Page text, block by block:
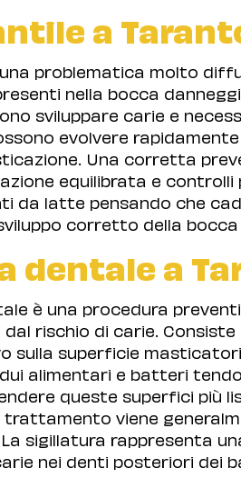
a
problematica molto
nella bocca
sviluppare carie e
evolvere
Una corretta
equilibrata e
da latte pensando che
corretto della
dentale a
è una procedura
rischio di carie. Consiste
sulla superficie
alimentari e batteri
queste superfici più
viene
sigillatura rappresenta
nei denti posteriori dei